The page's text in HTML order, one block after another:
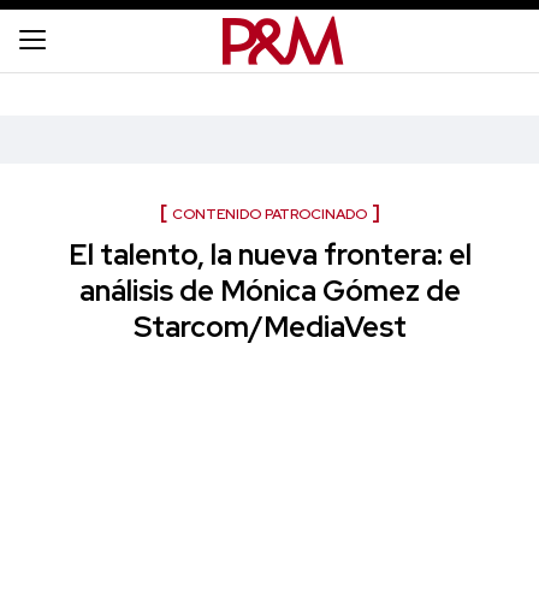
CONTENIDO PATROCINADO
El talento, la nueva frontera: el
análisis de Mónica Gómez de
Starcom/MediaVest